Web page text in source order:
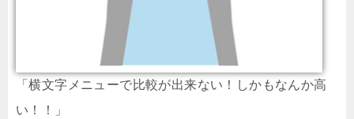
「横文字メニューで比較が出来ない！しかもなんか高
い！！」